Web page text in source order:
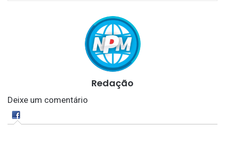
Redação
Deixe um comentário